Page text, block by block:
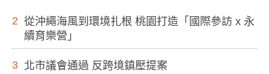
2 從沖繩海風到環境扎根 桃園打造「國際參訪 x 永
續育樂營」
3 北市議會通過 反跨境鎮壓提案